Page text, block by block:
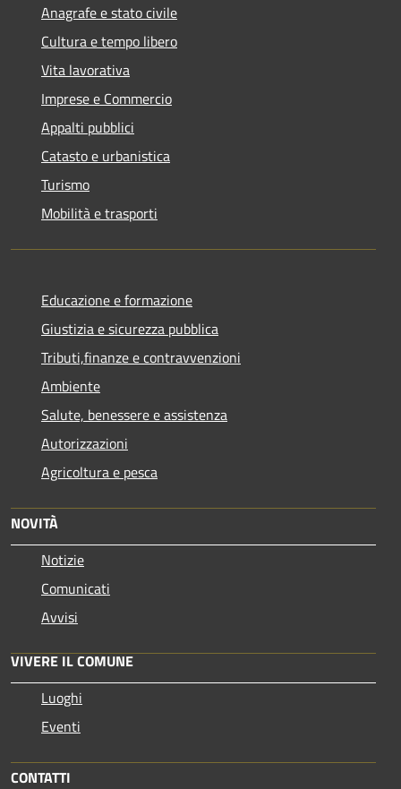
Anagrafe e stato civile
Cultura e tempo libero
Vita lavorativa
Imprese e Commercio
Appalti pubblici
Catasto e urbanistica
Turismo
Mobilità e trasporti
Educazione e formazione
Giustizia e sicurezza pubblica
Tributi,finanze e contravvenzioni
Ambiente
Salute, benessere e assistenza
Autorizzazioni
Agricoltura e pesca
NOVITÀ
Notizie
Comunicati
Avvisi
VIVERE IL COMUNE
Luoghi
Eventi
CONTATTI